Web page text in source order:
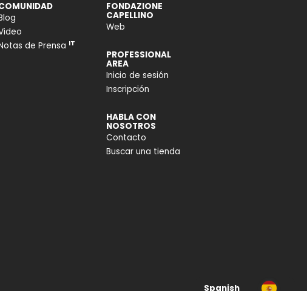
de Prensa IT
FONDAZIONE
CAPELLINO
Web
PROFESSIONAL
AREA
Inicio de sesión
Inscripción
HABLA CON
NOSOTROS
Contacto
Buscar una tienda
Spanish